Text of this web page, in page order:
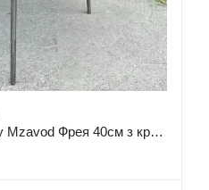
Сковорода з диску Mzavod Фрея 40см з кришкою